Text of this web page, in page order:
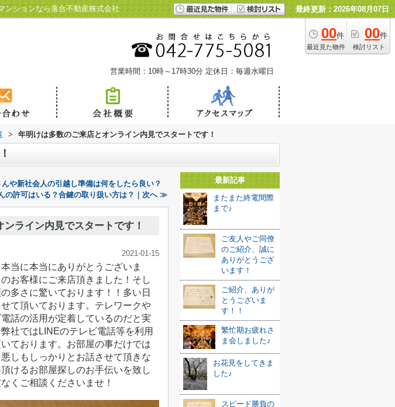
ンションなら落合不動産株式会社 最終更新：2026年08月07日
00件
最近見た物件
00件
検討リスト
営業時間：10時～17時30分 定休日：毎週水曜日
> 年明けは多数のご来店とオンライン内見でスタートです！
や新社会人の引越し準備は何をしたら良い？
の許可はいる？合鍵の取り扱い方は？｜次へ ≫
ライン内見でスタートです！
2021-01-15
当に本当にありがとうございま
お客様にご来店頂きました！そし
多さに驚いております！！多い日
て頂いております。テレワークや
話の活用が定着しているのだと実
社ではLINEのテレビ電話等を利用
ております。お部屋の事だけでは
しもしっかりとお話させて頂きな
けるお部屋探しのお手伝いを致し
くご相談くださいませ！
最新記事
またまた終電間際
まで♪
ご友人やご同僚
のご紹介、誠に
ありがとうござ
います！
ご紹介、ありが
とうございま
す！！
繁忙期お疲れさ
ま会しました♪
お花見をしてきま
した♪
スピード勝負の